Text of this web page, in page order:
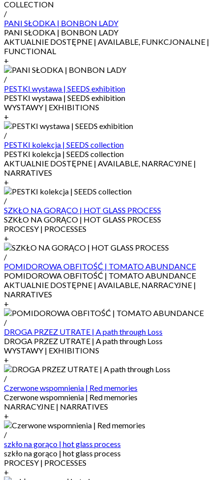
/
PANI SŁODKA | BONBON LADY
PANI SŁODKA | BONBON LADY
AKTUALNIE DOSTĘPNE | AVAILABLE, FUNKCJONALNE |
FUNCTIONAL
+
/
PESTKI wystawa | SEEDS exhibition
PESTKI wystawa | SEEDS exhibition
WYSTAWY | EXHIBITIONS
+
/
PESTKI kolekcja | SEEDS collection
PESTKI kolekcja | SEEDS collection
AKTUALNIE DOSTĘPNE | AVAILABLE, NARRACYJNE |
NARRATIVES
+
/
SZKŁO NA GORĄCO | HOT GLASS PROCESS
SZKŁO NA GORĄCO | HOT GLASS PROCESS
PROCESY | PROCESSES
+
/
POMIDOROWA OBFITOŚĆ | TOMATO ABUNDANCE
POMIDOROWA OBFITOŚĆ | TOMATO ABUNDANCE
AKTUALNIE DOSTĘPNE | AVAILABLE, NARRACYJNE |
NARRATIVES
+
/
DROGA PRZEZ UTRATE | A path through Loss
DROGA PRZEZ UTRATE | A path through Loss
WYSTAWY | EXHIBITIONS
+
/
Czerwone wspomnienia | Red memories
Czerwone wspomnienia | Red memories
NARRACYJNE | NARRATIVES
+
/
szkło na gorąco | hot glass process
szkło na gorąco | hot glass process
PROCESY | PROCESSES
+